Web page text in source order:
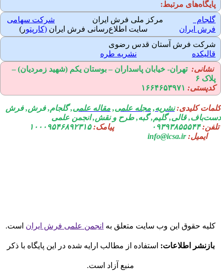
پایگاه‌های مرتبط:
گلجام
مرکز ملی فرش ایران
شرکت سهامی
فرش ایران سایت اطلاع‌رسانی فرش ایران(کارپتور)
شرکت فرش آستان قدس رضوی
قالیکده
نشریه طره
نشانی: تهران-خیابان پاسداران – بوستان یکم (شهید زمردیان) –
پلاک ۶
کدپستی:۱۶۶۴۶۵۳۹۷۱
کلیدی: نشریه,مجله علمی,مقاله علمی, گلجام, فرش, فرش
قالی, گلیم, گبه, طرح و نقش, انجمن علمی
۰۹۳۹۳۸۵۵۵۴۴ پیامک:
۱۰۰۰۹۵۴۶۸۹۲۳۱۵
ایمیل:info@icsa.ir
کلیه حقوق این وب سایت متعلق به انجمن علمی فرش ایران است.
بازنشر اطلاعات:استفاده از مطالب ارایه شده در این پایگاه با ذکر
منبع آزاد است.